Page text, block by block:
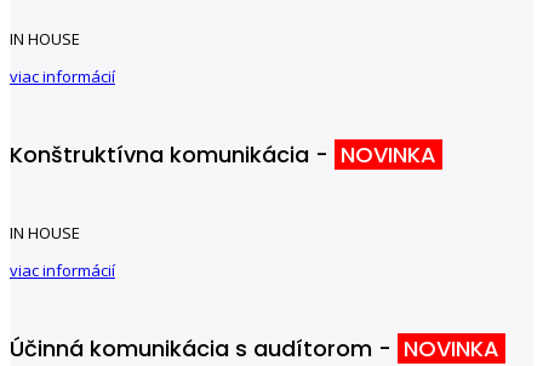
IN HOUSE
viac informácií
Konštruktívna komunikácia - NOVINKA
IN HOUSE
viac informácií
Účinná komunikácia s audítorom - NOVINKA